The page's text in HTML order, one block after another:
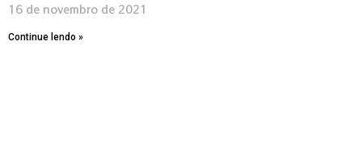
16 de novembro de 2021
Continue lendo »